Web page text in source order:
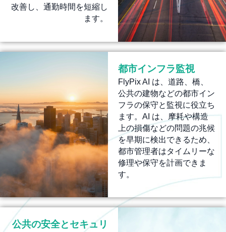
改善し、通勤時間を短縮し
ます。
都市インフラ監視
FlyPix AI は、道路、橋、
公共の建物などの都市イン
フラの保守と監視に役立ち
ます。AI は、摩耗や構造
上の損傷などの問題の兆候
を早期に検出できるため、
都市管理者はタイムリーな
修理や保守を計画できま
す。
公共の安全とセキュリ